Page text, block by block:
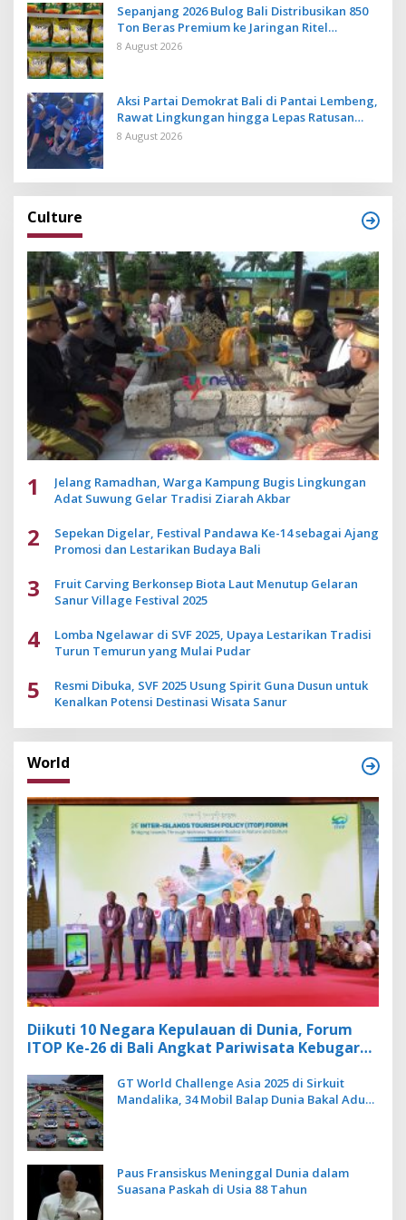
Sepanjang 2026 Bulog Bali Distribusikan 850
Ton Beras Premium ke Jaringan Ritel
Moderen
8 August 2026
Aksi Partai Demokrat Bali di Pantai Lembeng,
Rawat Lingkungan hingga Lepas Ratusan
Tukik Bedawang Nala
8 August 2026
Culture
1
Jelang Ramadhan, Warga Kampung Bugis Lingkungan
Adat Suwung Gelar Tradisi Ziarah Akbar
2
Sepekan Digelar, Festival Pandawa Ke-14 sebagai Ajang
Promosi dan Lestarikan Budaya Bali
3
Fruit Carving Berkonsep Biota Laut Menutup Gelaran
Sanur Village Festival 2025
4
Lomba Ngelawar di SVF 2025, Upaya Lestarikan Tradisi
Turun Temurun yang Mulai Pudar
5
Resmi Dibuka, SVF 2025 Usung Spirit Guna Dusun untuk
Kenalkan Potensi Destinasi Wisata Sanur
World
Diikuti 10 Negara Kepulauan di Dunia, Forum
ITOP Ke-26 di Bali Angkat Pariwisata Kebugaran
GT World Challenge Asia 2025 di Sirkuit
Mandalika, 34 Mobil Balap Dunia Bakal Adu
Paus Fransiskus Meninggal Dunia dalam
Suasana Paskah di Usia 88 Tahun